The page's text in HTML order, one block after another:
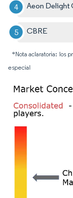
Aeon Delight
CBRE
*Nota aclaratoria: los
especial